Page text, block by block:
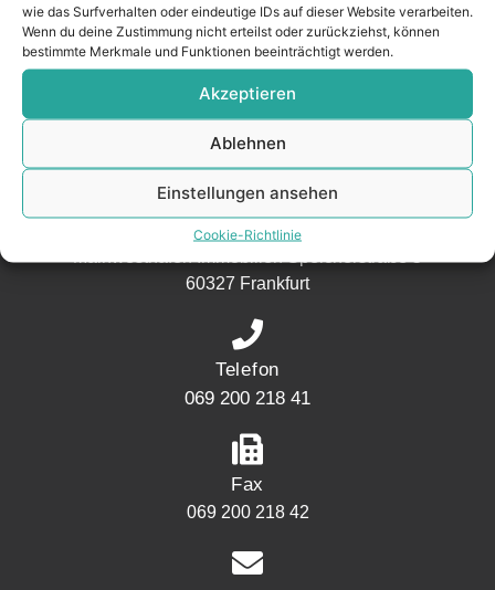
wie das Surfverhalten oder eindeutige IDs auf dieser Website verarbeiten.
Wenn du deine Zustimmung nicht erteilst oder zurückziehst, können
bestimmte Merkmale und Funktionen beeinträchtigt werden.
Akzeptieren
Ablehnen
Einstellungen ansehen
Cookie-Richtlinie
aus der
Nachbarschaft.
– seit 2017.
Adresse
60327 Frankfurt
Telefon
069 200 218 41
Fax
069 200 218 42